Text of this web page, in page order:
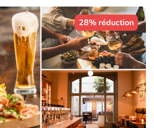
28% réduction